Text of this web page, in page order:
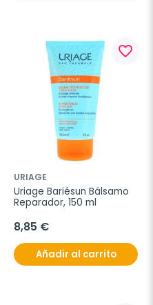
favorite_border
URIAGE
Uriage Bariésun Bálsamo
Reparador, 150 ml
8,85 €
Añadir al carrito